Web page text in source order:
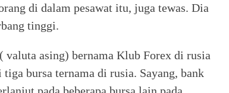
di dalam pesawat itu, juga tewas. Dia
tinggi.
valuta asing) bernama Klub Forex di rusia
bursa ternama di rusia. Sayang, bank